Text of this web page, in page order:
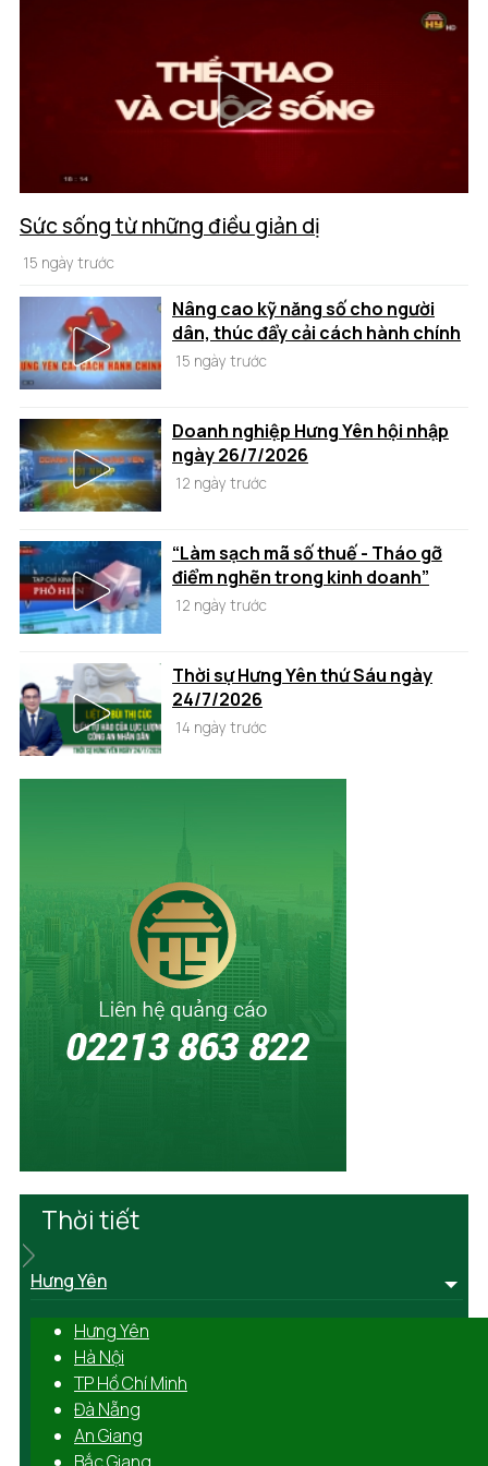
Sức sống từ những điều giản dị
15 ngày trước
Nâng cao kỹ năng số cho người
dân, thúc đẩy cải cách hành chính
15 ngày trước
Doanh nghiệp Hưng Yên hội nhập
ngày 26/7/2026
12 ngày trước
“Làm sạch mã số thuế - Tháo gỡ
điểm nghẽn trong kinh doanh”
12 ngày trước
Thời sự Hưng Yên thứ Sáu ngày
24/7/2026
14 ngày trước
Thời tiết
Hưng Yên
Hưng Yên
Hà Nội
TP Hồ Chí Minh
Đà Nẵng
An Giang
Bắc Giang